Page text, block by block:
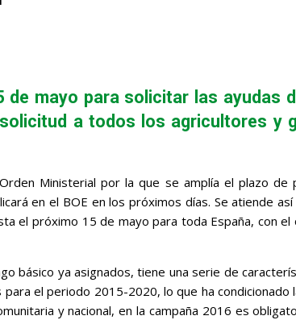
mayo para solicitar las ayudas
a todos los agricultores y
Ministerial por la que se amplía el plazo
en el BOE en los próximos días. Se atiende
el próximo 15 de mayo para toda España, con
básico ya asignados, tiene una serie de
el periodo 2015-2020, lo que ha
y nacional, en la campaña 2016 es